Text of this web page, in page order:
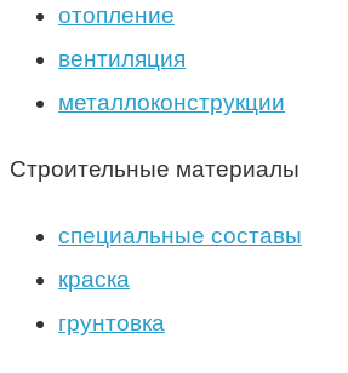
отопление
вентиляция
металлоконструкции
Строительные материалы
специальные составы
краска
грунтовка